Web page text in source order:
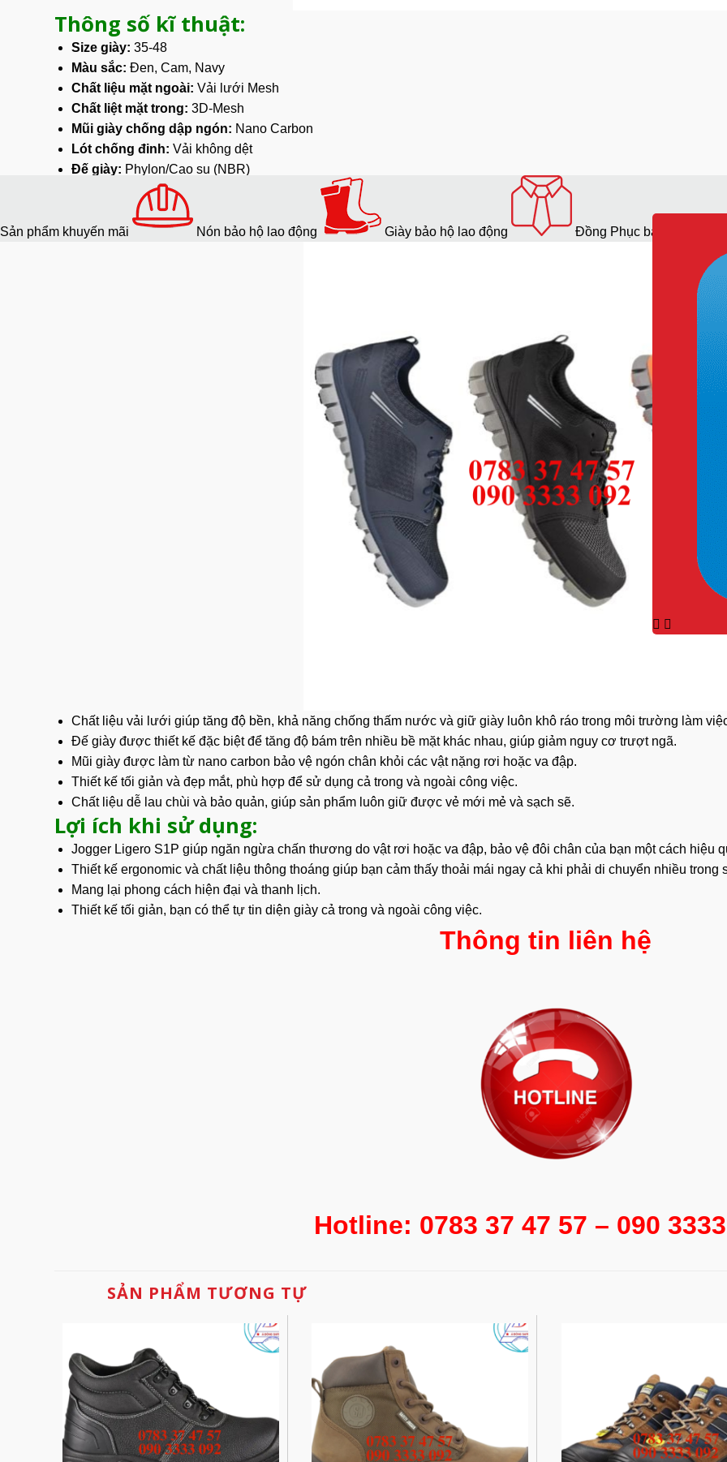
Thông số kĩ thuật:
Size giày: 35-48
Màu sắc: Đen, Cam, Navy
Chất liệu mặt ngoài: Vải lưới Mesh
Chất liệt mặt trong: 3D-Mesh
Mũi giày chống dập ngón: Nano Carbon
Lót chống đinh: Vải không dệt
Đế giày: Phylon/Cao su (NBR)
Tấm lót chân:SJ Foam
Đặc điểm nổi bật giày Safety Jogger Ligero S1P:
Chất liệu vải lưới giúp tăng độ bền, khả năng chống thấm nước và giữ giày luôn khô ráo trong môi trường làm
Đế giày được thiết kế đặc biệt để tăng độ bám trên nhiều bề mặt khác nhau, giúp giảm nguy cơ trượt ngã.
Mũi giày được làm từ nano carbon bảo vệ ngón chân khỏi các vật nặng rơi hoặc va đập.
Thiết kế tối giản và đẹp mắt, phù hợp để sử dụng cả trong và ngoài công việc.
Chất liệu dễ lau chùi và bảo quản, giúp sản phẩm luôn giữ được vẻ mới mẻ và sạch sẽ.
Lợi ích khi sử dụng:
Jogger Ligero S1P giúp ngăn ngừa chấn thương do vật rơi hoặc va đập, bảo vệ đôi chân của bạn một cách hiệu
Thiết kế ergonomic và chất liệu thông thoáng giúp bạn cảm thấy thoải mái ngay cả khi phải di chuyển nhiều trong
Mang lại phong cách hiện đại và thanh lịch.
Thiết kế tối giản, bạn có thể tự tin diện giày cả trong và ngoài công việc.
Thông tin liên hệ
Hotline: 0783 37 47 57 – 090
SẢN PHẨM TƯƠNG TỰ
Sản phẩm khuyến mãi Nón bảo hộ lao động Giày bảo hộ lao động Đồng Phục bảo hộ lao